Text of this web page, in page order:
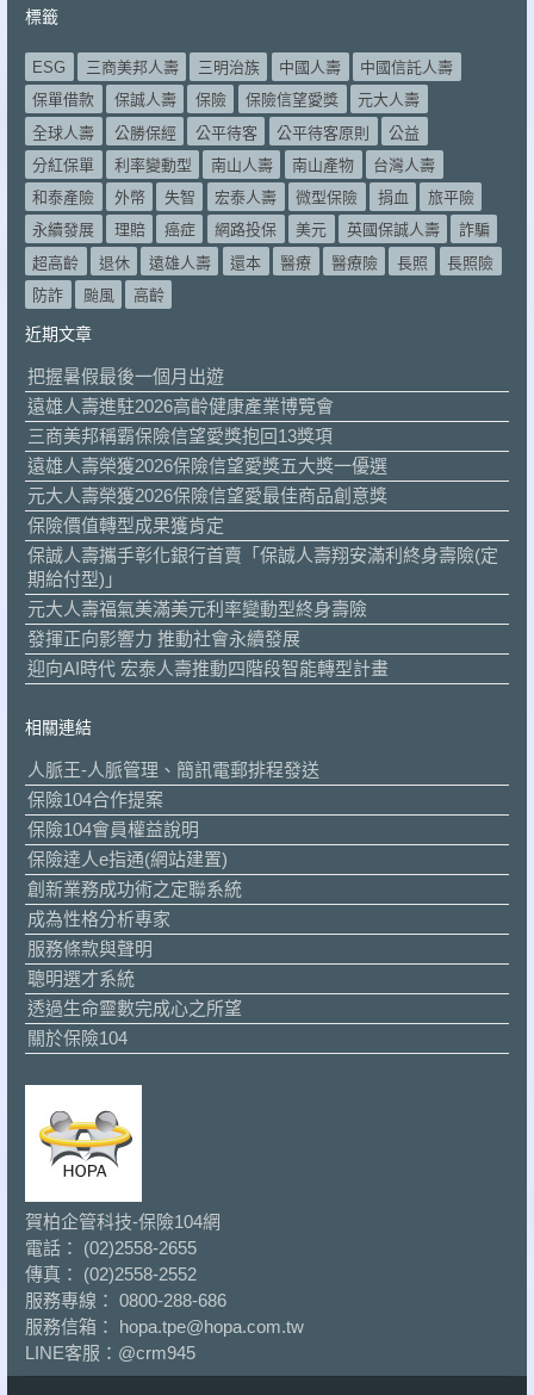
標籤
ESG 三商美邦人壽 三明治族 中國人壽
中國信託人壽
保單借款
保誠人壽 保險 保險信望愛獎
元大人壽
全球人壽
公勝保經 公平待客 公平待客原則
公益
分紅保單
利率變動型 南山人壽 南山產物
台灣人壽
和泰產險
外幣 失智 宏泰人壽 微型保險 捐血
旅平險
永續發展
理賠 癌症 網路投保 美元 英國保誠人壽
詐騙
超高齡
退休 遠雄人壽 還本 醫療 醫療險 長照
長照險
防詐
颱風 高齡
近期文章
把握暑假最後一個月出遊
遠雄人壽進駐2026高齡健康產業博覽會
三商美邦稱霸保險信望愛獎抱回13獎項
遠雄人壽榮獲2026保險信望愛獎五大獎一優選
元大人壽榮獲2026保險信望愛最佳商品創意獎
保險價值轉型成果獲肯定
保誠人壽攜手彰化銀行首賣「保誠人壽翔安滿利終身壽險(定
期給付型)」
元大人壽福氣美滿美元利率變動型終身壽險
發揮正向影響力 推動社會永續發展
迎向AI時代 宏泰人壽推動四階段智能轉型計畫
相關連結
人脈王-人脈管理、簡訊電郵排程發送
保險104合作提案
保險104會員權益說明
保險達人e指通(網站建置)
創新業務成功術之定聯系統
成為性格分析專家
服務條款與聲明
聰明選才系統
透過生命靈數完成心之所望
關於保險104
賀柏企管科技-保險104網
電話： (02)2558-2655
傳真： (02)2558-2552
服務專線： 0800-288-686
服務信箱： hopa.tpe@hopa.com.tw
LINE客服： @crm945